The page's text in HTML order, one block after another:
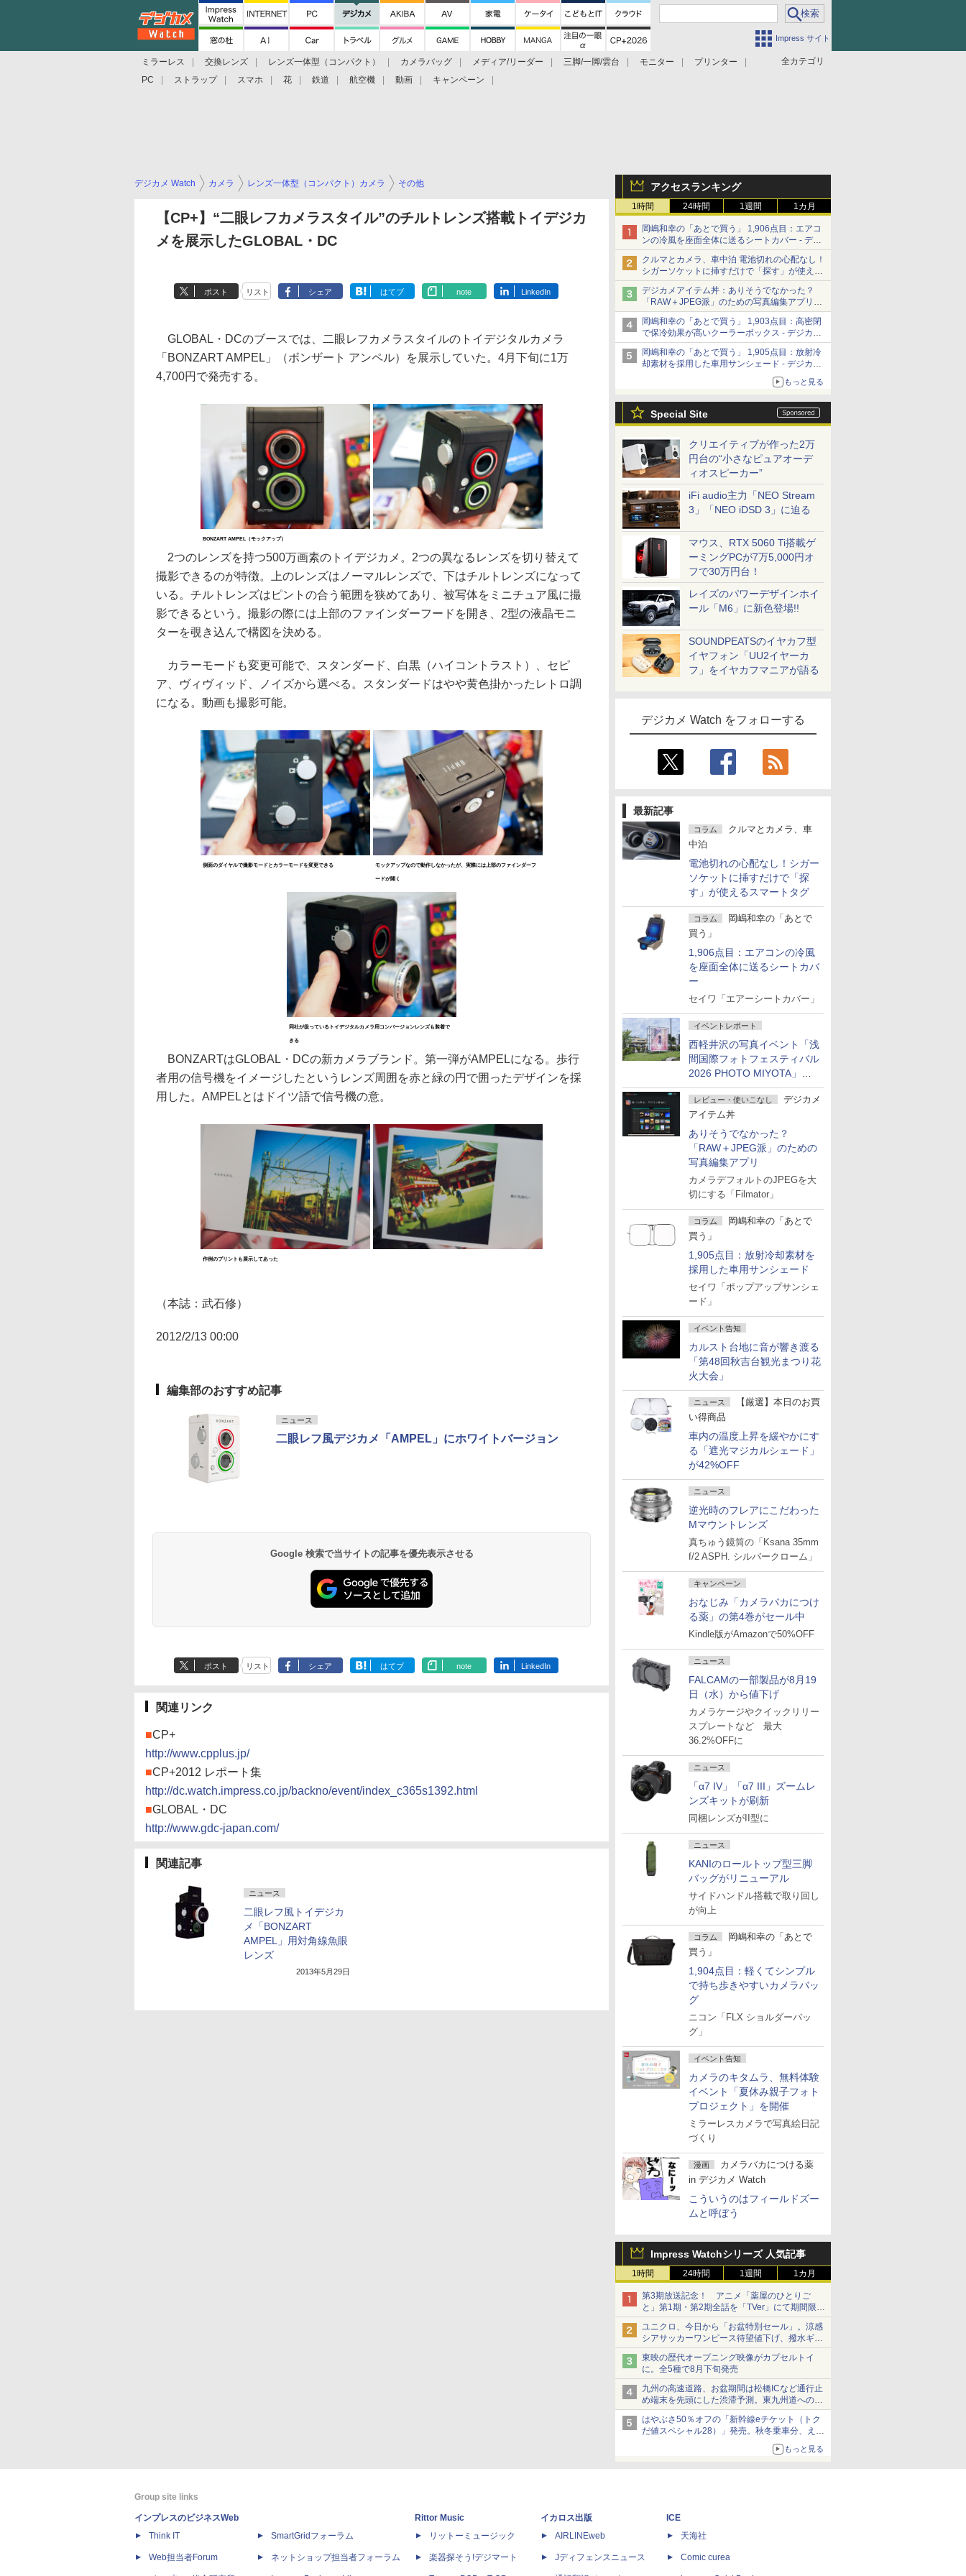
Impress サイト
全カテゴリ
ミラーレス 交換レンズ レンズ一体型（コンパクト） カメラバッグ メディア/リーダー 三脚/一脚/雲台 モニター
プリンター
PC
ストラップ スマホ 花 鉄道 航空機 動画 キャンペーン
アクセスランキング
1時間 24時間 1週間 1カ月
岡嶋和幸の「あとで買う」 1,906点目：エアコ
ンの冷風を座面全体に送るシートカバー - デジ
カメ Watch
クルマとカメラ、車中泊 電池切れの心配なし！
シガーソケットに挿すだけで「探す」が使える
スマートタグ - デジカメ Watch
デジカメアイテム丼：ありそうでなかった？
「RAW＋JPEG派」のための写真編集アプリ
カメラデフォルトのJPEGを大切にする
「Filmator」
岡嶋和幸の「あとで買う」 1,903点目：高密閉
で保冷効果が高いクーラーボックス - デジカメ
Watch
岡嶋和幸の「あとで買う」 1,905点目：放射冷
却素材を採用した車用サンシェード - デジカメ
もっと見る
Special Site
クリエイティブが作った2万
円台の“小さなピュアオーデ
ィオスピーカー”
iFi audio主力「NEO Stream
3」「NEO iDSD 3」に迫る
マウス、RTX 5060 Ti搭載ゲ
ーミングPCが7万5,000円オ
フで30万円台！
レイズのパワーデザインホイ
ール「M6」に新色登場!!
SOUNDPEATSのイヤカフ型
イヤフォン「UU2イヤーカ
フ」をイヤカフマニアが語る
デジカメ Watch をフォローする
最新記事
コラム
クルマとカメラ、車
中泊
電池切れの心配なし！シガー
ソケットに挿すだけで「探
す」が使えるスマートタグ
コラム
岡嶋和幸の「あとで
買う」
1,906点目：エアコンの冷風
を座面全体に送るシートカバ
ー
セイワ「エアーシートカバー」
イベントレポート
西軽井沢の写真イベント「浅
間国際フォトフェスティバル
2026 PHOTO MIYOTA」が
開幕
レビュー・使いこなし
デジカメ
アイテム丼
ありそうでなかった？
「RAW＋JPEG派」のための
写真編集アプリ
カメラデフォルトのJPEGを大
切にする「Filmator」
コラム
岡嶋和幸の「あとで
買う」
1,905点目：放射冷却素材を
採用した車用サンシェード
セイワ「ポップアップサンシェ
ード」
イベント告知
カルスト台地に音が響き渡る
「第48回秋吉台観光まつり花
火大会」
ニュース
【厳選】本日のお買
い得商品
車内の温度上昇を緩やかにす
る「遮光マジカルシェード」
が42%OFF
ニュース
逆光時のフレアにこだわった
Mマウントレンズ
真ちゅう鏡筒の「Ksana 35mm
f/2 ASPH. シルバークローム」
キャンペーン
おなじみ「カメラバカにつけ
る薬」の第4巻がセール中
Kindle版がAmazonで50%OFF
ニュース
FALCAMの一部製品が8月19
日（水）から値下げ
カメラケージやクイックリリー
スプレートなど 最大
36.2%OFFに
ニュース
「α7 IV」「α7 III」ズームレ
ンズキットが刷新
同梱レンズがII型に
ニュース
KANIのロールトップ型三脚
バッグがリニューアル
サイドハンドル搭載で取り回し
が向上
コラム
岡嶋和幸の「あとで
買う」
1,904点目：軽くてシンプル
で持ち歩きやすいカメラバッ
グ
ニコン「FLX ショルダーバッ
グ」
イベント告知
カメラのキタムラ、無料体験
イベント「夏休み親子フォト
プロジェクト」を開催
ミラーレスカメラで写真絵日記
づくり
漫画
カメラバカにつける薬
in デジカメ Watch
こういうのはフィールドズー
ムと呼ぼう
Impress Watchシリーズ 人気記事
1時間 24時間 1週間 1カ月
第3期放送記念！ アニメ「薬屋のひとりご
と」第1期・第2期全話を「TVer」にて期間限定
で順次無料配信開始
ユニクロ、今日から「お盆特別セール」。涼感
シアサッカーワンピース待望値下げ、撥水ギア
ショーツは1990円に
東映の歴代オープニング映像がカプセルトイ
に。全5種で8月下旬発売
九州の高速道路、お盆期間は松橋ICなど通行止
め端末を先頭にした渋滞予測。東九州道への迂
回は料金調整を実施
はやぶさ50％オフの「新幹線eチケット（トク
だ値スペシャル28）」発売。秋冬乗車分、えき
もっと見る
デジカメ Watch カメラ レンズ一体型（コンパクト）カメラ その他
【CP+】“二眼レフカメラスタイル”のチルトレンズ搭載トイデジカ
メを展示したGLOBAL・DC
ポスト リスト シェア はてブ note LinkedIn
GLOBAL・DCのブースでは、二眼レフカメラスタイルのトイデジタルカメラ
「BONZART AMPEL」（ボンザート アンペル）を展示していた。4月下旬に1万
4,700円で発売する。
BONZART AMPEL（モックアップ）
2つのレンズを持つ500万画素のトイデジカメ。2つの異なるレンズを切り替えて
撮影できるのが特徴。上のレンズはノーマルレンズで、下はチルトレンズになって
いる。チルトレンズはピントの合う範囲を狭めてあり、被写体をミニチュア風に撮
影できるという。撮影の際には上部のファインダーフードを開き、2型の液晶モニ
ターを覗き込んで構図を決める。
カラーモードも変更可能で、スタンダード、白黒（ハイコントラスト）、セピ
ア、ヴィヴィッド、ノイズから選べる。スタンダードはやや黄色掛かったレトロ調
になる。動画も撮影可能。
側面のダイヤルで撮影モードとカラーモードを変更できる モックアップなので動作しなかったが、実際には上部のファインダーフ
ードが開く
同社が扱っているトイデジタルカメラ用コンバージョンレンズも装着で
きる
BONZARTはGLOBAL・DCの新カメラブランド。第一弾がAMPELになる。歩行
者用の信号機をイメージしたというレンズ周囲を赤と緑の円で囲ったデザインを採
用した。AMPELとはドイツ語で信号機の意。
作例のプリントも展示してあった
（本誌：武石修）
2012/2/13 00:00
編集部のおすすめ記事
ニュース
二眼レフ風デジカメ「AMPEL」にホワイトバージョン
Google 検索で当サイトの記事を優先表示させる
ポスト リスト シェア はてブ note LinkedIn
関連リンク
■CP+
http://www.cpplus.jp/
■CP+2012 レポート集
http://dc.watch.impress.co.jp/backno/event/index_c365s1392.html
■GLOBAL・DC
http://www.gdc-japan.com/
関連記事
ニュース
二眼レフ風トイデジカ
メ「BONZART
AMPEL」用対角線魚眼
レンズ
2013年5月29日
Group site links
インプレスのビジネスWeb
Think IT
Web担当者Forum
SmartGridフォーラム
ネットショップ担当者フォーラム
Rittor Music
リットーミュージック
楽器探そう!デジマート
イカロス出版
AIRLINEweb
Jディフェンスニュース
ICE
天海社
Comic curea